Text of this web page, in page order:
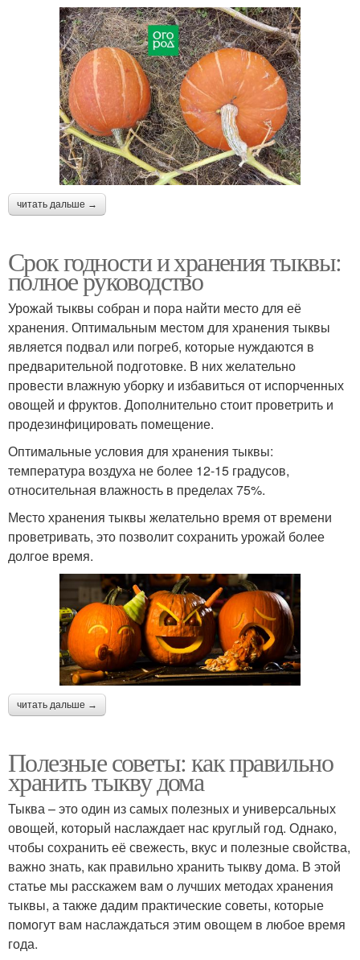
читать дальше →
Срок годности и хранения тыквы:
полное руководство
Урожай тыквы собран и пора найти место для её
хранения. Оптимальным местом для хранения тыквы
является подвал или погреб, которые нуждаются в
предварительной подготовке. В них желательно
провести влажную уборку и избавиться от испорченных
овощей и фруктов. Дополнительно стоит проветрить и
продезинфицировать помещение.
Оптимальные условия для хранения тыквы:
температура воздуха не более 12-15 градусов,
относительная влажность в пределах 75%.
Место хранения тыквы желательно время от времени
проветривать, это позволит сохранить урожай более
долгое время.
читать дальше →
Полезные советы: как правильно
хранить тыкву дома
Тыква – это один из самых полезных и универсальных
овощей, который наслаждает нас круглый год. Однако,
чтобы сохранить её свежесть, вкус и полезные свойства,
важно знать, как правильно хранить тыкву дома. В этой
статье мы расскажем вам о лучших методах хранения
тыквы, а также дадим практические советы, которые
помогут вам наслаждаться этим овощем в любое время
года.